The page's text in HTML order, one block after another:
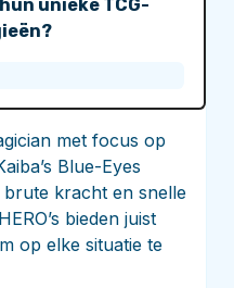
unieke TCG-
met focus op
Blue-Eyes
kracht en snelle
bieden juist
op elke situatie te